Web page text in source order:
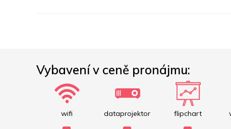
Vybavení v ceně pronájmu:
wifi dataprojektor flipchart